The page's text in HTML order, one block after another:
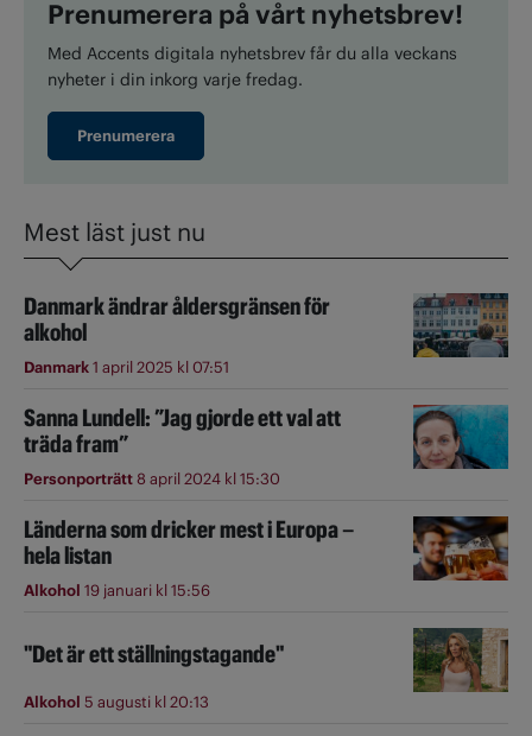
Prenumerera på vårt nyhetsbrev!
Med Accents digitala nyhetsbrev får du alla veckans
nyheter i din inkorg varje fredag.
Prenumerera
Mest läst just nu
Danmark ändrar åldersgränsen för
alkohol
Danmark1 april 2025 kl 07:51
Sanna Lundell: ”Jag gjorde ett val att
träda fram”
Personporträtt8 april 2024 kl 15:30
Länderna som dricker mest i Europa –
hela listan
Alkohol 19 januari kl 15:56
"Det är ett ställningstagande"
Alkohol 5 augusti kl 20:13